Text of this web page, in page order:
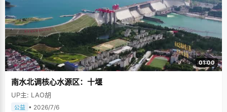
01:00
南水北调核心水源区：十堰
UP主: LAO胡
公益 • 2026/7/6